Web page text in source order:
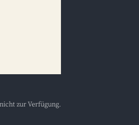
zur Verfügung.